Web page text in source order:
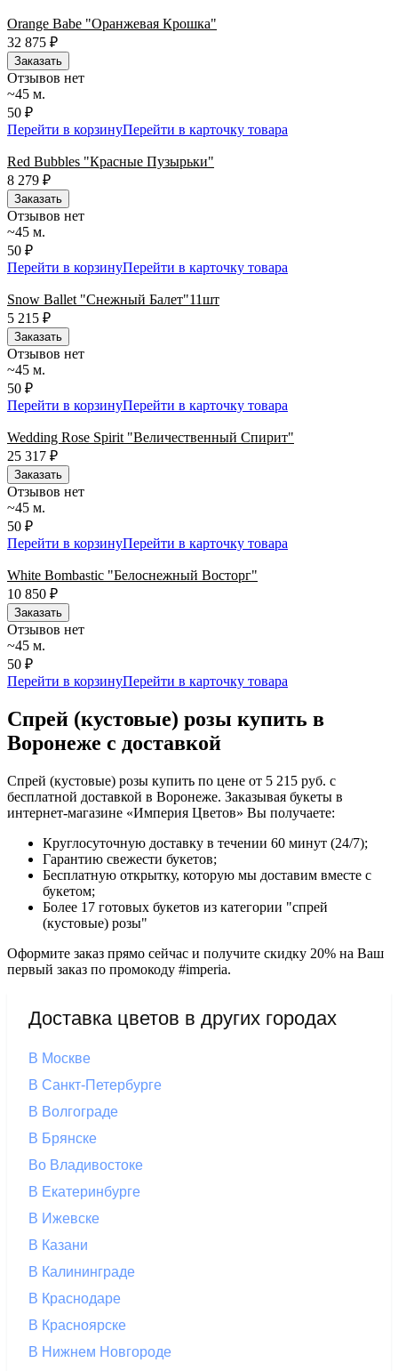
Orange Babe "Оранжевая Крошка"
32 875 ₽
Заказать
Отзывов нет
~45 м.
50 ₽
Перейти в корзинуПерейти в карточку товара
Red Bubbles "Красные Пузырьки"
8 279 ₽
Заказать
Отзывов нет
~45 м.
50 ₽
Перейти в корзинуПерейти в карточку товара
Snow Ballet "Снежный Балет"11шт
5 215 ₽
Заказать
Отзывов нет
~45 м.
50 ₽
Перейти в корзинуПерейти в карточку товара
Wedding Rose Spirit "Величественный Спирит"
25 317 ₽
Заказать
Отзывов нет
~45 м.
50 ₽
Перейти в корзинуПерейти в карточку товара
White Bombastic "Белоснежный Восторг"
10 850 ₽
Заказать
Отзывов нет
~45 м.
50 ₽
Перейти в корзинуПерейти в карточку товара
Спрей (кустовые) розы купить в
Воронеже с доставкой
Спрей (кустовые) розы купить по цене от 5 215 руб. с
бесплатной доставкой в Воронеже. Заказывая букеты в
интернет-магазине «Империя Цветов» Вы получаете:
Круглосуточную доставку в течении 60 минут (24/7);
Гарантию свежести букетов;
Бесплатную открытку, которую мы доставим вместе с
букетом;
Более 17 готовых букетов из категории "спрей
(кустовые) розы"
Оформите заказ прямо сейчас и получите скидку 20% на Ваш
первый заказ по промокоду #imperia.
Доставка цветов в других городах
В Москве
В Санкт-Петербурге
В Волгограде
В Брянске
Во Владивостоке
В Екатеринбурге
В Ижевске
В Казани
В Калининграде
В Краснодаре
В Красноярске
В Нижнем Новгороде